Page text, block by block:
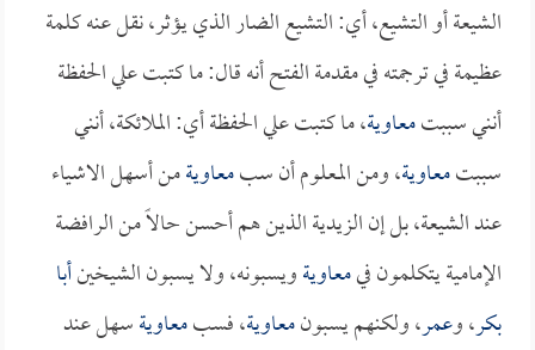
الشيعة أو التشيع، أي: التشيع الضار الذي يؤثر، نقل عنه كلمة
عظيمة في ترجمته في مقدمة الفتح أنه قال: ما كتبت علي الحفظة
أنني سببتمعاوية، ما كتبت علي الحفظة أي: الملائكة، أنني
سببتمعاوية، ومن المعلوم أن سبمعاويةمن أسهل الاشياء
عند الشيعة، بل إن الزيدية الذين هم أحسن حالاً من الرافضة
الإمامية يتكلمون فيمعاويةويسبونه، ولا يسبون الشيخينأبا
بكر، وعمر، ولكنهم يسبونمعاوية، فسبمعاويةسهل عند